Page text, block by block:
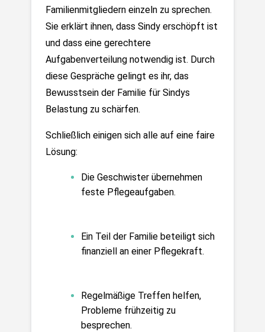
Familienmitgliedern einzeln zu sprechen.
Sie erklärt ihnen, dass Sindy erschöpft ist
und dass eine gerechtere
Aufgabenverteilung notwendig ist. Durch
diese Gespräche gelingt es ihr, das
Bewusstsein der Familie für Sindys
Belastung zu schärfen.
Schließlich einigen sich alle auf eine faire
Lösung:
Die Geschwister übernehmen
feste Pflegeaufgaben.
Ein Teil der Familie beteiligt sich
finanziell an einer Pflegekraft.
Regelmäßige Treffen helfen,
Probleme frühzeitig zu
besprechen.